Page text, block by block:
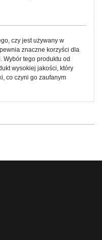
czy jest używany w
znaczne korzyści dla
Wybór tego produktu od
wysokiej jakości, który
co czyni go zaufanym